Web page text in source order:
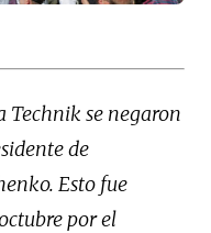
Technik se negaron
de
Esto fue
por el